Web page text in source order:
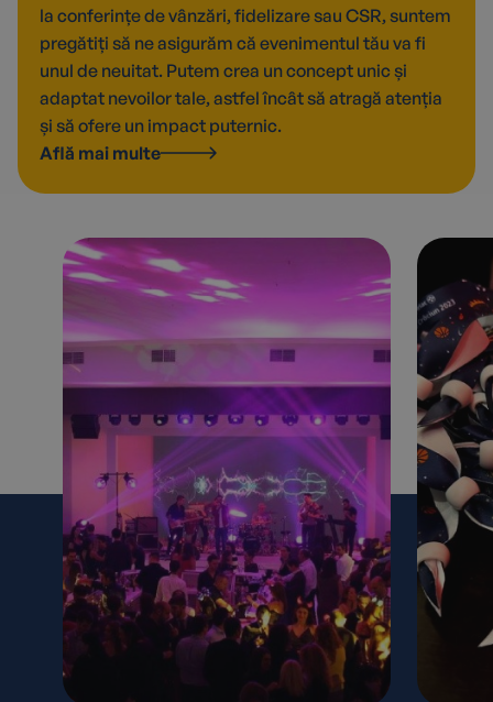
la conferințe de vânzări, fidelizare sau CSR, suntem
pregătiți să ne asigurăm că evenimentul tău va fi
unul de neuitat. Putem crea un concept unic și
adaptat nevoilor tale, astfel încât să atragă atenția
și să ofere un impact puternic.
Află mai multe